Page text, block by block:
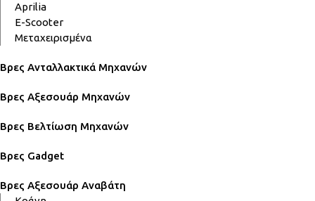
Aprilia
E-Scooter
Μεταχειρισμένα
Βρες Ανταλλακτικά Μηχανών
Βρες Αξεσουάρ Μηχανών
Βρες Βελτίωση Μηχανών
Βρες Gadget
Βρες Αξεσουάρ Αναβάτη